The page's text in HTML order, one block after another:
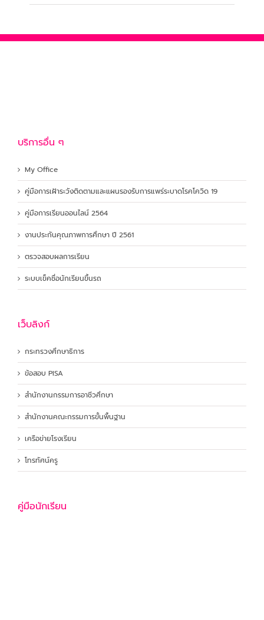
บริการอื่น ๆ
My Office
คู่มือการเฝ้าระวังติดตามและแผนรองรับการแพร่ระบาดโรคโควิด 19
คู่มือการเรียนออนไลน์ 2564
งานประกันคุณภาพการศึกษา ปี 2561
ตรวจสอบผลการเรียน
ระบบเข็คชื่อนักเรียนขึ้นรถ
เว็บลิงก์
กระทรวงศึกษาธิการ
ข้อสอบ PISA
สำนักงานกรรมการอาชีวศึกษา
สำนักงานคณะกรรมการขั้นพื้นฐาน
เครือข่ายโรงเรียน
โทรทัศน์ครู
คู่มือนักเรียน